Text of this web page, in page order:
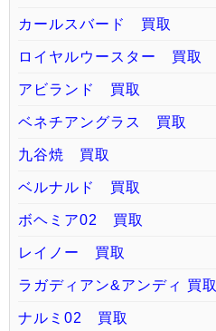
カールスバード 買取
ロイヤルウースター 買取
アビランド 買取
ベネチアングラス 買取
九谷焼 買取
ベルナルド 買取
ボヘミア02 買取
レイノー 買取
ラガディアン&アンディ 買取
ナルミ02 買取